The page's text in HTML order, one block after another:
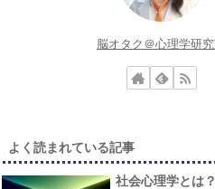
脳オタク＠心理学研
よく読まれている記事
社会心理学とは